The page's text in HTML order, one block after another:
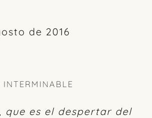
de 2016
INTERMINABLE
que es el despertar del